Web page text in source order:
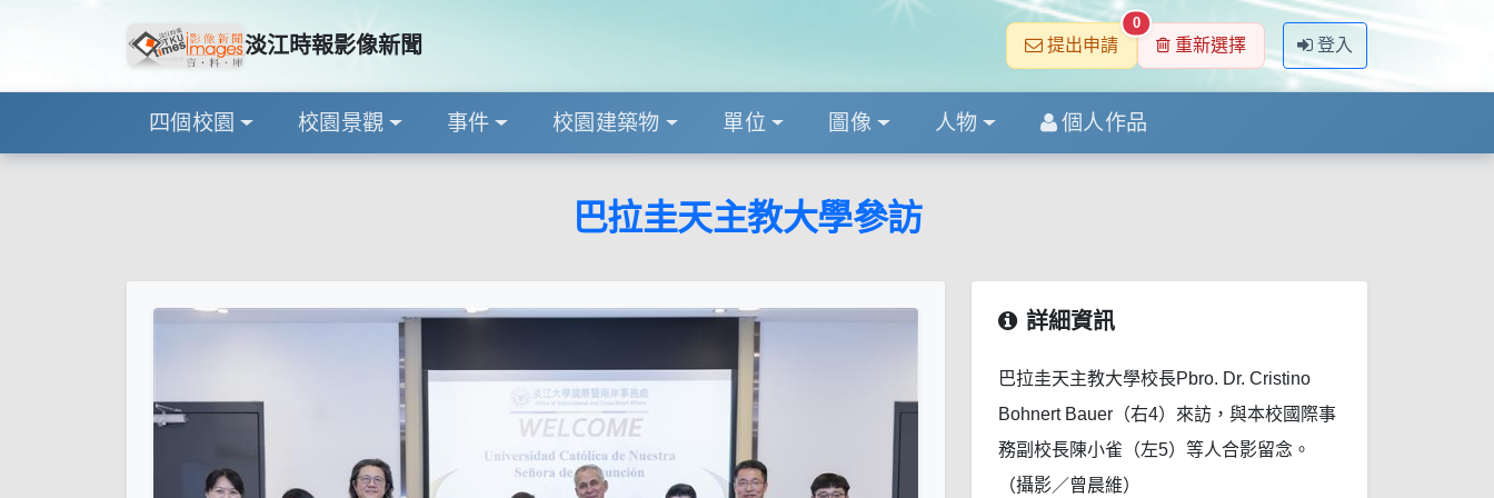
淡江時報影像新聞 提出申請
0
重新選擇 登入
四個校園 校園景觀 事件 校園建築物 單位 圖像 人物 個人作品
巴拉圭天主教大學參訪
詳細資訊
巴拉圭天主教大學校長Pbro. Dr. Cristino
Bohnert Bauer（右4）來訪，與本校國際事
務副校長陳小雀（左5）等人合影留念。
（攝影／曾晨維）